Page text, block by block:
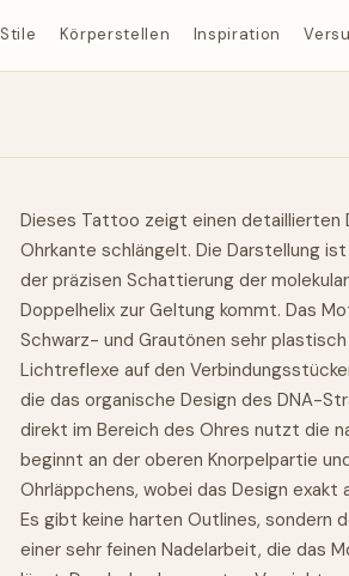
Stile Körperstellen Inspiration
Dieses Tattoo zeigt einen detaillierten
Ohrkante schlängelt. Die Darstellung
der präzisen Schattierung der
Doppelhelix zur Geltung kommt. Das
Schwarz- und Grautönen sehr
Lichtreflexe auf den
die das organische Design des DNA-
direkt im Bereich des Ohres nutzt die
beginnt an der oberen Knorpelpartie
Ohrläppchens, wobei das Design exakt
Es gibt keine harten Outlines, sondern
einer sehr feinen Nadelarbeit, die das